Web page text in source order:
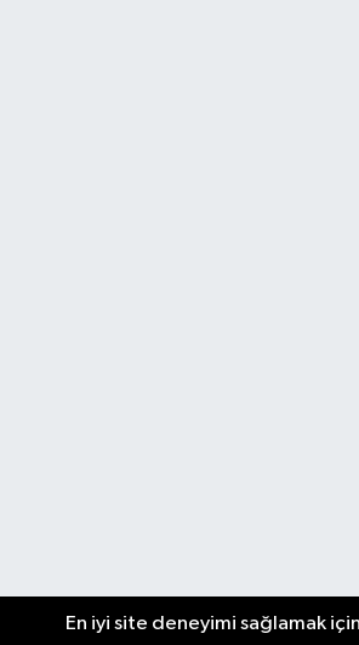
En iyi site deneyimi sağlamak